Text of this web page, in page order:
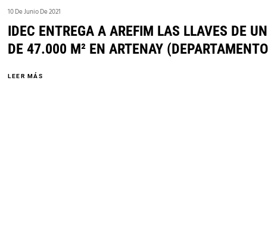
10 De Junio De 2021
IDEC ENTREGA A AREFIM LAS LLAVES DE
DE 47.000 M² EN ARTENAY (DEPARTAMENTO
LEER MÁS